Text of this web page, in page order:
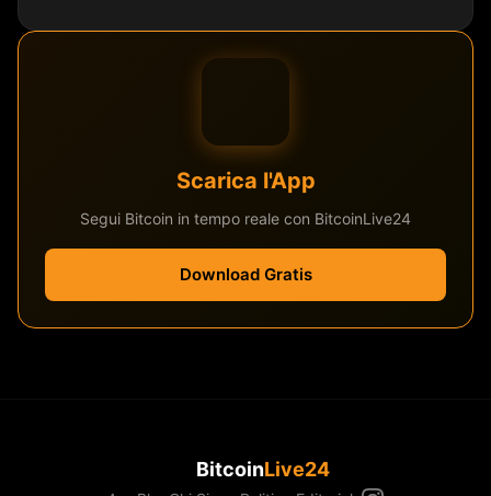
Scarica l'App
Segui Bitcoin in tempo reale con BitcoinLive24
Download Gratis
BitcoinLive24